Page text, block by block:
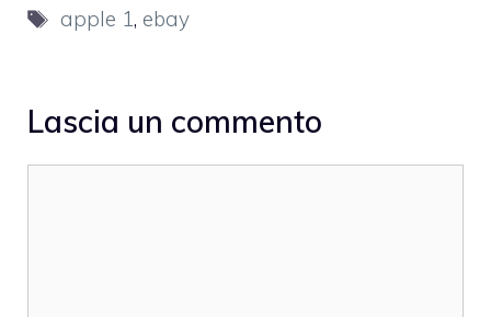
Tag
apple 1, ebay
Lascia un commento